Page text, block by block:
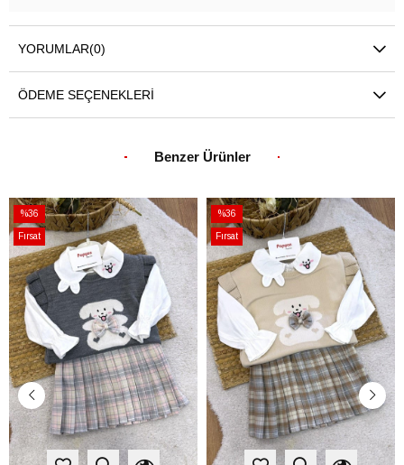
YORUMLAR(0)
ÖDEME SEÇENEKLERI
Benzer Ürünler
%36
İndirim
%36İndirim
Fırsat
Ürünü
%36
İndirim
%36İndirim
Fırsat
Ürünü